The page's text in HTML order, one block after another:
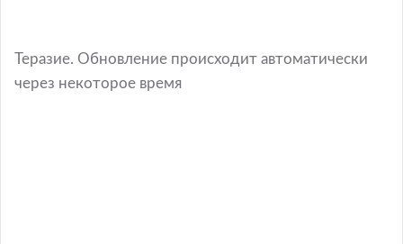
Теразие. Обновление происходит автоматически
через некоторое время